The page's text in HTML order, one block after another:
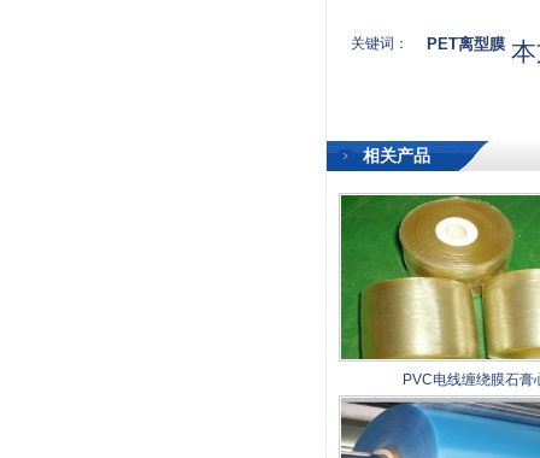
关键词： PET离型膜
相关产品
PVC电线缠绕膜石膏